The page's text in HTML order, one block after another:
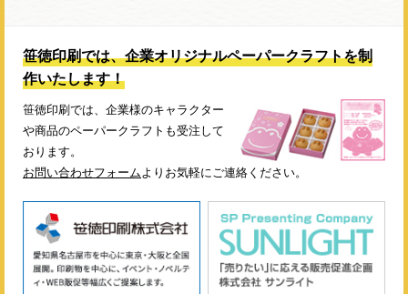
笹徳印刷では、企業オリジナルペーパークラフトを制
作いたします！
笹徳印刷では、企業様のキャラクター
や商品のペーパークラフトも受注して
おります。
お問い合わせフォームよりお気軽にご連絡ください。